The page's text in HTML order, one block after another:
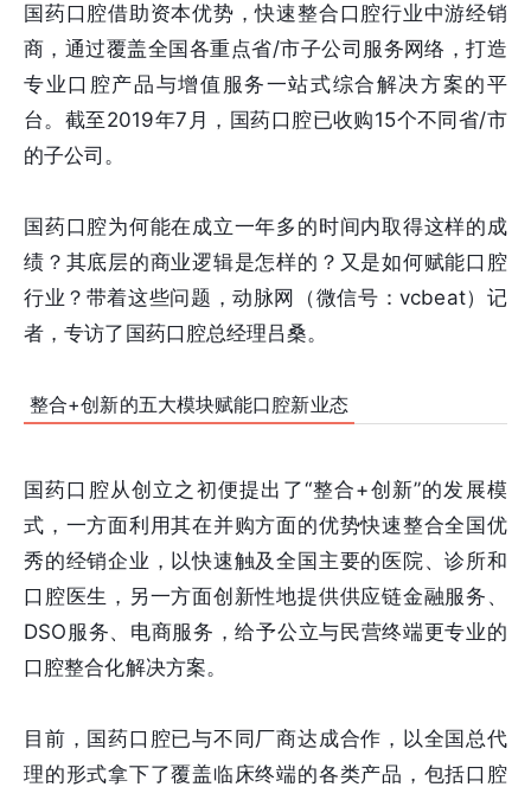
国药口腔借助资本优势，快速整合口腔行业中游经销
商，通过覆盖全国各重点省/市子公司服务网络，打造
专业口腔产品与增值服务一站式综合解决方案的平
台。截至2019年7月，国药口腔已收购15个不同省/市
的子公司。
国药口腔为何能在成立一年多的时间内取得这样的成
绩？其底层的商业逻辑是怎样的？又是如何赋能口腔
行业？带着这些问题，动脉网（微信号：vcbeat）记
者，专访了国药口腔总经理吕桑。
整合+创新的五大模块赋能口腔新业态
国药口腔从创立之初便提出了“整合+创新”的发展模
式，一方面利用其在并购方面的优势快速整合全国优
秀的经销企业，以快速触及全国主要的医院、诊所和
口腔医生，另一方面创新性地提供供应链金融服务、
DSO服务、电商服务，给予公立与民营终端更专业的
口腔整合化解决方案。
目前，国药口腔已与不同厂商达成合作，以全国总代
理的形式拿下了覆盖临床终端的各类产品，包括口腔